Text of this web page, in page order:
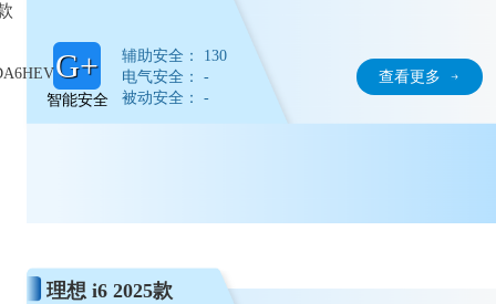
G+
智能安全
辅助安全： 130
电气安全： -
被动安全： -
查看更多
理想 i6 2025款